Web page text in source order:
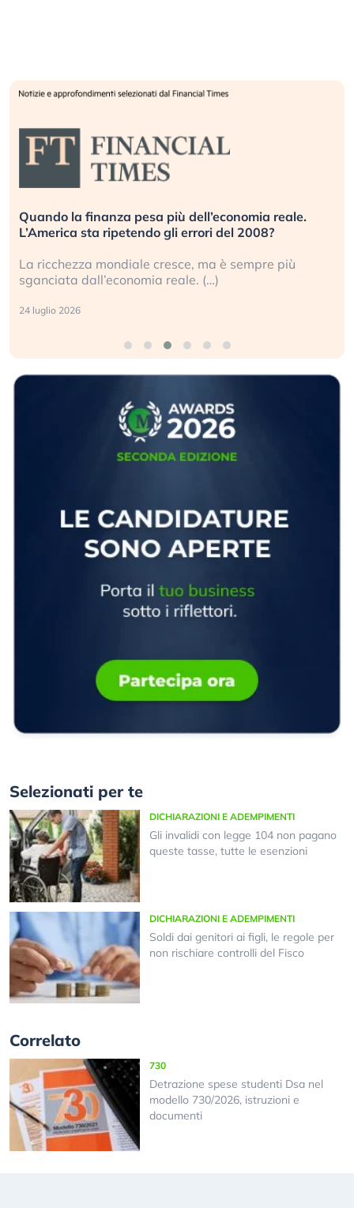
Quando la finanza pesa più dell’economia reale.
L’America sta ripetendo gli errori del 2008?
La ricchezza mondiale cresce, ma è sempre più
sganciata dall’economia reale. (…)
24 luglio 2026
Selezionati per te
DICHIARAZIONI E ADEMPIMENTI
Gli invalidi con legge 104 non pagano
queste tasse, tutte le esenzioni
DICHIARAZIONI E ADEMPIMENTI
Soldi dai genitori ai figli, le regole per
non rischiare controlli del Fisco
Correlato
730
Detrazione spese studenti Dsa nel
modello 730/2026, istruzioni e
documenti